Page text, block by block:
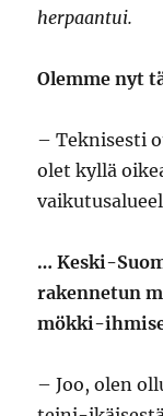
herpaantui.
Olemme nyt
– Teknisesti
olet kyllä
… Keski-
rakennetun
mökki-
– Joo, olen